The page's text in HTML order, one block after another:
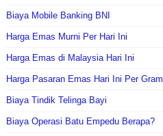
Biaya Mobile Banking BNI
Harga Emas Murni Per Hari Ini
Harga Emas di Malaysia Hari Ini
Harga Pasaran Emas Hari Ini Per Gram
Biaya Tindik Telinga Bayi
Biaya Operasi Batu Empedu Berapa?